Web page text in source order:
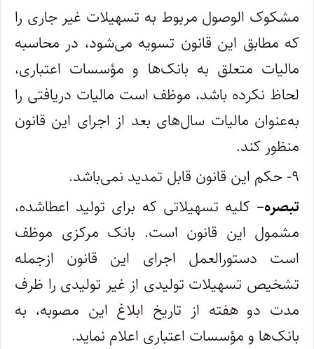
مشکوک الوصول مربوط به تسهیلات غیر جاری را
که مطابق این قانون تسویه می‌شود، در محاسبه
مالیات متعلق به بانک‌ها و مؤسسات اعتباری،
لحاظ نکرده باشد، موظف است مالیات دریافتی را
به‌عنوان مالیات سال‌های بعد از اجرای این قانون
منظور کند.
۹- حکم این قانون قابل تمدید نمی‌باشد.
تبصره– کلیه تسهیلاتی که برای تولید اعطاشده،
مشمول این قانون است. بانک مرکزی موظف
است دستورالعمل اجرای این قانون ازجمله
تشخیص تسهیلات تولیدی از غیر تولیدی را ظرف
مدت دو هفته از تاریخ ابلاغ این مصوبه، به
بانک‌ها و مؤسسات اعتباری اعلام نماید.